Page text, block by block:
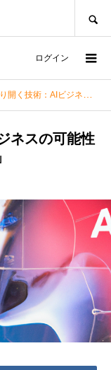
ログイン
ビジネスの可能性とアイビジネスの革新的戦略」
ネスの可能性